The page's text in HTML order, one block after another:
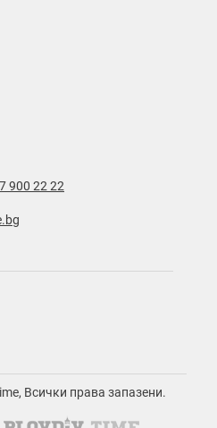
900 22 22
Всички права запазени.